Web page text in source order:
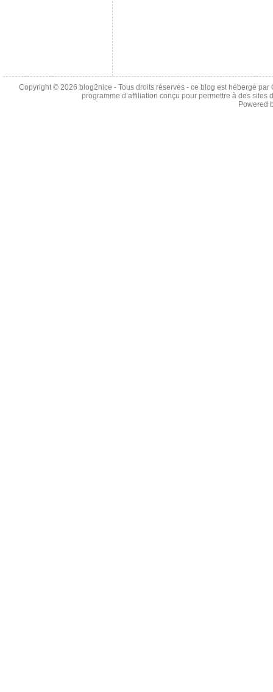
Copyright © 2026 blog2nice - Tous droits réservés - ce blog est hébergé
programme d’affiliation conçu pour permettre à des
Powered